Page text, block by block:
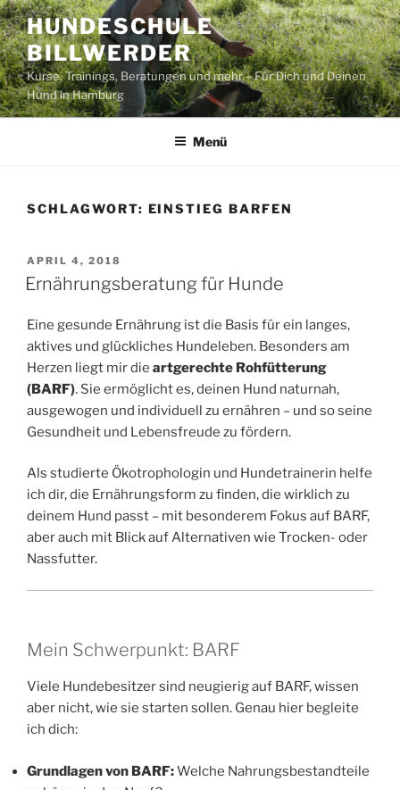
Zum
Inhalt
springen
HUNDESCHULE
BILLWERDER
Kurse, Trainings, Beratungen und mehr – Für Dich und Deinen
Hund in Hamburg
Menü
SCHLAGWORT: EINSTIEG BARFEN
VERÖFFENTLICHT
AM
APRIL 4, 2018
Ernährungsberatung für Hunde
Eine gesunde Ernährung ist die Basis für ein langes,
aktives und glückliches Hundeleben. Besonders am
Herzen liegt mir die artgerechte Rohfütterung
(BARF). Sie ermöglicht es, deinen Hund naturnah,
ausgewogen und individuell zu ernähren – und so seine
Gesundheit und Lebensfreude zu fördern.
Als studierte Ökotrophologin und Hundetrainerin helfe
ich dir, die Ernährungsform zu finden, die wirklich zu
deinem Hund passt – mit besonderem Fokus auf BARF,
aber auch mit Blick auf Alternativen wie Trocken- oder
Nassfutter.
Mein Schwerpunkt: BARF
Viele Hundebesitzer sind neugierig auf BARF, wissen
aber nicht, wie sie starten sollen. Genau hier begleite
ich dich:
Grundlagen von BARF:Welche Nahrungsbestandteile